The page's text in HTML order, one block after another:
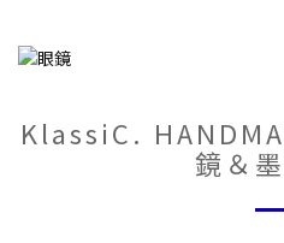
KlassiC.
鏡＆墨